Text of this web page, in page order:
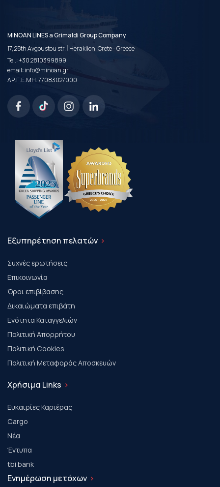
MINOAN LINES a Grimaldi Group Company
17, 25th Avgoustou str. | Heraklion, Crete - Greece
Tel.:+30 2810399899
email:info@minoan.gr
ΑΡ.Γ.Ε.ΜΗ. 77083027000
Εξυπηρέτηση πελατών
Συχνές ερωτήσεις
Επικοινωνία
Όροι επιβίβασης
Δικαιώματα επιβάτη
Ενότητα Καταγγελιών
Πολιτική Απορρήτου
Πολιτική Cookies
Πολιτική Μεταφοράς Αποσκευών
Χρήσιμα Links
Ευκαιρίες Καριέρας
Cargo
Νέα
Έντυπα
tbi bank
Ενημέρωση μετόχων